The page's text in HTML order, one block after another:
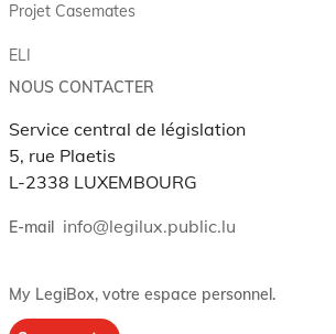
Projet Casemates
ELI
NOUS CONTACTER
Service central de législation
5, rue Plaetis
L-2338 LUXEMBOURG
E-mail info@legilux.public.lu
My LegiBox, votre espace personnel.